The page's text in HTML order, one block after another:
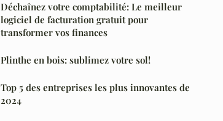
Déchaînez votre comptabilité: Le meilleur
logiciel de facturation gratuit pour
transformer vos finances
Plinthe en bois: sublimez votre sol!
Top 5 des entreprises les plus innovantes de
2024